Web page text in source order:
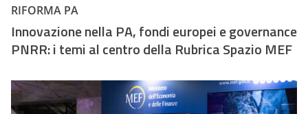
RIFORMA PA
Innovazione nella PA, fondi europei e governance
PNRR: i temi al centro della Rubrica Spazio MEF